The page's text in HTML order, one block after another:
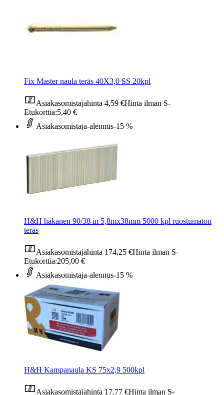
Fix Master naula teräs 40X3,0 SS 20kpl
Asiakasomistajahinta 4,59 €Hinta ilman S-
Etukorttia:5,40 €
Asiakasomistaja-alennus-15 %
H&H hakanen 90/38 in 5,8mx38mm 5000 kpl ruostumaton
teräs
Asiakasomistajahinta 174,25 €Hinta ilman S-
Etukorttia:205,00 €
Asiakasomistaja-alennus-15 %
H&H Kampanaula KS 75x2,9 500kpl
Asiakasomistajahinta 17,77 €Hinta ilman S-